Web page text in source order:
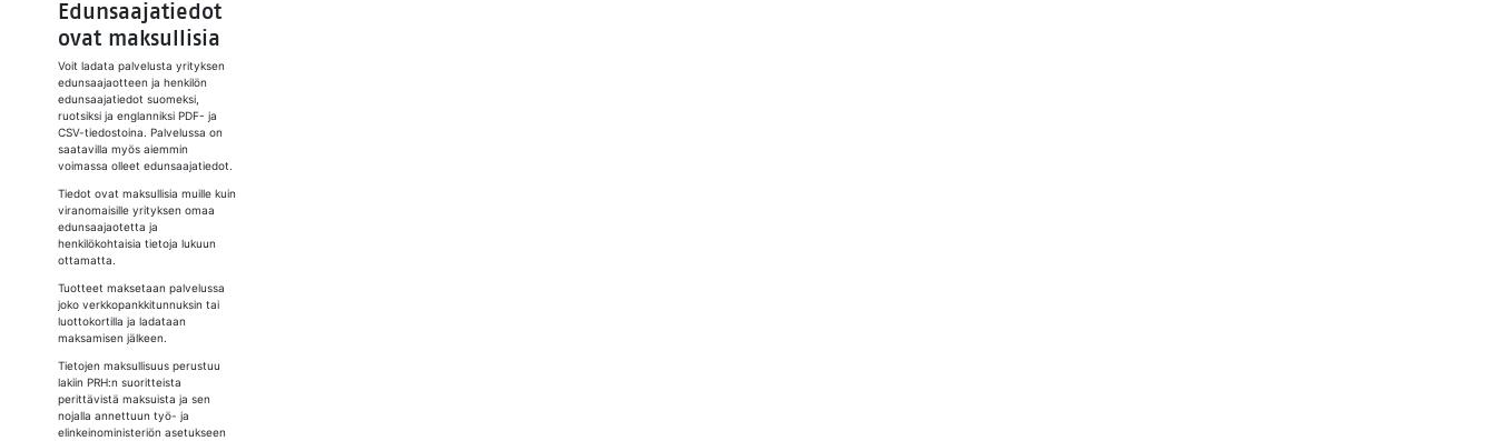
Edunsaajatiedot
ovat maksullisia
Voit ladata palvelusta yrityksen
edunsaajaotteen ja henkilön
edunsaajatiedot suomeksi,
ruotsiksi ja englanniksi PDF- ja
CSV-tiedostoina. Palvelussa on
saatavilla myös aiemmin
voimassa olleet edunsaajatiedot.
Tiedot ovat maksullisia muille kuin
viranomaisille yrityksen omaa
edunsaajaotetta ja
henkilökohtaisia tietoja lukuun
ottamatta.
Tuotteet maksetaan palvelussa
joko verkkopankkitunnuksin tai
luottokortilla ja ladataan
maksamisen jälkeen.
Tietojen maksullisuus perustuu
lakiin PRH:n suoritteista
perittävistä maksuista ja sen
nojalla annettuun työ- ja
elinkeinoministeriön asetukseen